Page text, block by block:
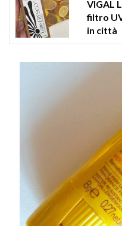
VIGAL
filtro
in città